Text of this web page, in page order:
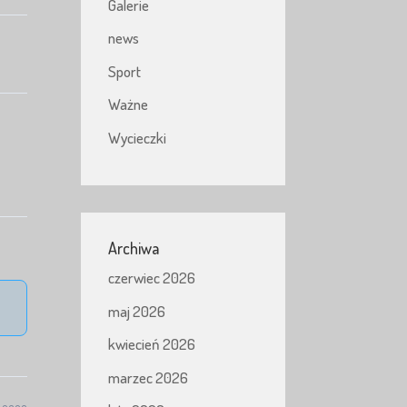
Galerie
news
Sport
Ważne
Wycieczki
Archiwa
czerwiec 2026
maj 2026
kwiecień 2026
marzec 2026